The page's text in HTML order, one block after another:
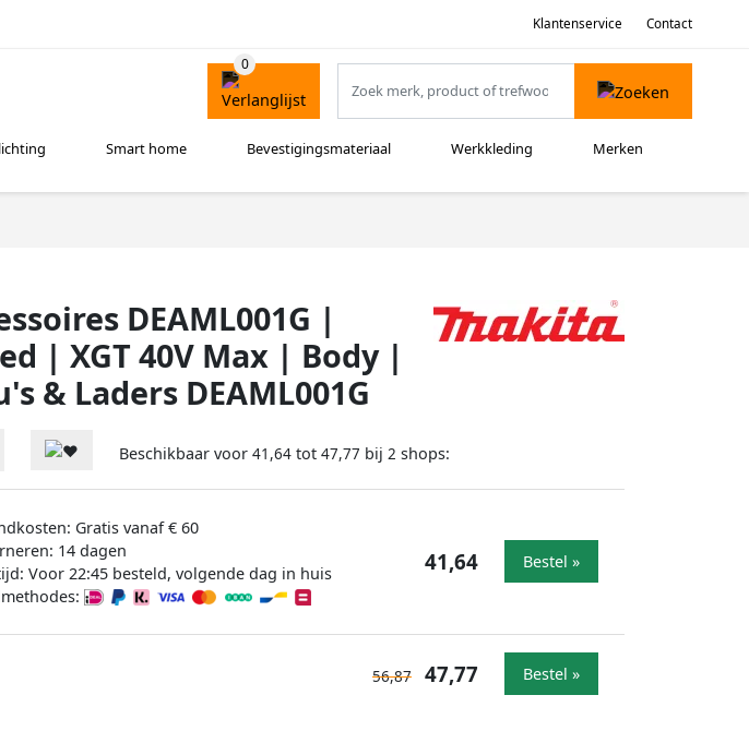
Klantenservice Contact
Smart home Bevestigingsmateriaal Werkkleding Merken
DEAML001G |
| XGT 40V Max | Body |
& Laders DEAML001G
Beschikbaar voor 41,64 tot 47,77 bij 2 shops:
Gratis vanaf € 60
14 dagen
Voor 22:45 besteld, volgende dag in huis
41,64 Bestel »
56,87 47,77 Bestel »